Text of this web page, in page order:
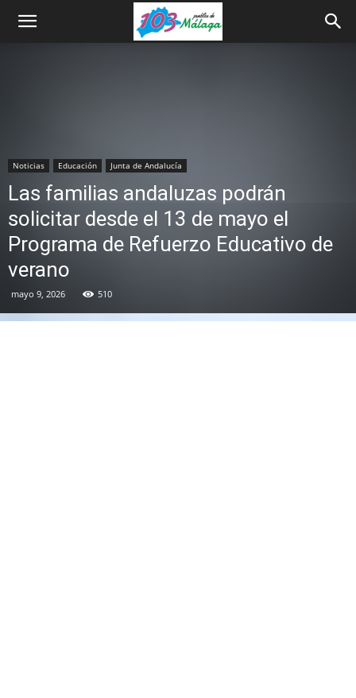
Noticias Educación Junta de Andalucía
Las familias andaluzas podrán
solicitar desde el 13 de mayo el
Programa de Refuerzo Educativo de
verano
mayo 9, 2026 510